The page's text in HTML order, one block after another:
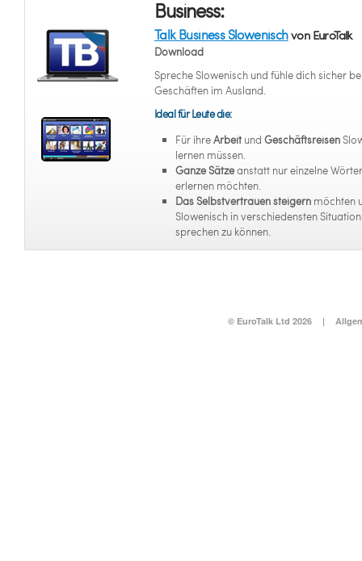
Business:
Talk Business Slowenischvon EuroTalk
Download
Spreche Slowenisch und fühle dich sicher
Geschäften im Ausland.
Ideal für Leute die:
Für ihreArbeit und Geschäftsreisen
lernen müssen.
Ganze Sätzeanstatt nur einzelne Wörter
erlernen möchten.
Das Selbstvertrauen steigern möchten
Slowenisch in verschiedensten Situation
sprechen zu können.
© EuroTalk Ltd 2026 |